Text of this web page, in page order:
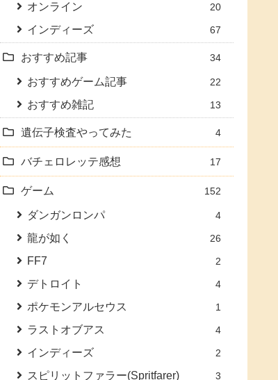
オンライン 20
インディーズ 67
おすすめ記事 34
おすすめゲーム記事 22
おすすめ雑記 13
遺伝子検査やってみた 4
バチェロレッテ感想 17
ゲーム 152
ダンガンロンパ 4
龍が如く 26
FF7 2
デトロイト 4
ポケモンアルセウス 1
ラストオブアス 4
インディーズ 2
スピリットファラー(Spritfarer) 3